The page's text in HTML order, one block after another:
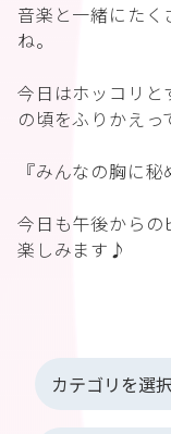
音楽と一緒にた
ね。
今日はホッコリ
の頃をふりかえっ
『みんなの胸に
今日も午後からの
楽しみます♪